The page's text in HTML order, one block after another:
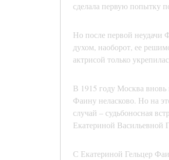
сделала первую попытку
Но после первой неудачи
духом, наоборот, ее
актрисой только
В 1915 году Москва вновь
Фаину неласково. Но на
случай – судьбоносная
Екатериной Васильевной
С Екатериной Гельцер